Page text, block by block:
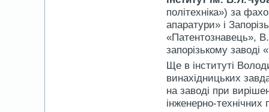
політехніка») за
апаратури» і
«Патентознавець»,
запорізькому заводі
Ще в інституті
винахідницьких
на заводі при
інженерно-технічних